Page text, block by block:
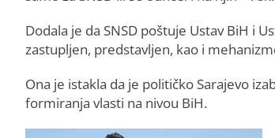
Dodala je da SNSD poštuje Ustav BiH i
zastupljen, predstavljen, kao i
Ona je istakla da je političko Sarajevo
formiranja vlasti na nivou BiH.